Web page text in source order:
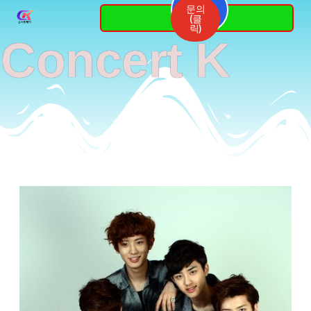
content
Concert K
3764-
7337
문의
(클
릭)